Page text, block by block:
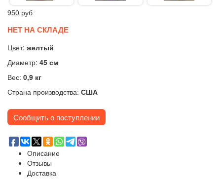
950 руб
НЕТ НА СКЛАДЕ
Цвет: желтый
Диаметр: 45 см
Вес: 0,9 кг
Страна производства: США
Сообщить о поступлении
Описание
Отзывы
Доставка